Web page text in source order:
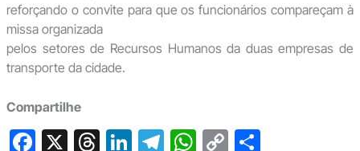
reforçando o convite para que os funcionários compareçam à
missa organizada
pelos setores de Recursos Humanos da duas empresas de
transporte da cidade.
Compartilhe
F X T Li T W C S